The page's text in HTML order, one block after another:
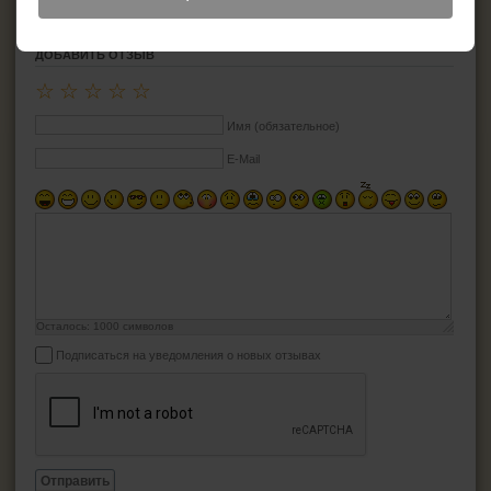
ДОБАВИТЬ ОТЗЫВ
☆
☆
☆
☆
☆
Имя (обязательное)
E-Mail
Осталось: 1000 символов
Подписаться на уведомления о новых отзывах
Отправить